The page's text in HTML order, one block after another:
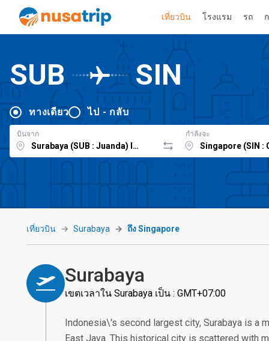
เที่ยวบิน โรงแรม รถ
SUB SIN
ทางเดียว ไป - กลับ
บินจาก กำลังจะ
เที่ยวบิน Surabaya ถึง Singapore
Surabaya
เขตเวลาใน Surabaya เป็น : GMT+07:00
Indonesia\'s second largest city, Surabaya is a
East Java. This historical city is scattered with